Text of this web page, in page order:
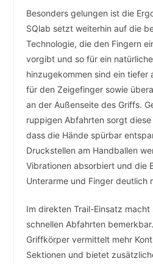
Besonders gelungen ist die
SQlab setzt weiterhin auf die
Technologie, die den Fingern
vorgibt und so für ein
hinzugekommen sind ein tiefer
für den Zeigefinger sowie
an der Außenseite des Griffs.
ruppigen Abfahrten sorgt
dass die Hände spürbar
Druckstellen am Handballen
Vibrationen absorbiert und die
Unterarme und Finger deutlich
Im direkten Trail-Einsatz
schnellen Abfahrten
Griffkörper vermittelt mehr
Sektionen und bietet